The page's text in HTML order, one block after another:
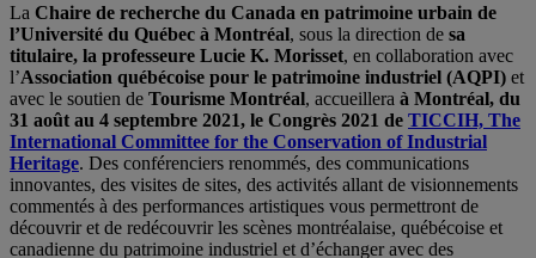
La Chaire de recherche du Canada en patrimoine urbain de
l’Université du Québec à Montréal, sous la direction de sa
titulaire, la professeure Lucie K. Morisset, en collaboration avec
l’Association québécoise pour le patrimoine industriel (AQPI) et
avec le soutien de Tourisme Montréal, accueillera à Montréal, du
31 août au 4 septembre 2021, le Congrès 2021 de TICCIH, The
International Committee for the Conservation of Industrial
Heritage. Des conférenciers renommés, des communications
innovantes, des visites de sites, des activités allant de visionnements
commentés à des performances artistiques vous permettront de
découvrir et de redécouvrir les scènes montréalaise, québécoise et
canadienne du patrimoine industriel et d’échanger avec des